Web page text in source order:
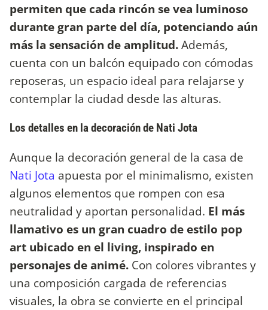
permiten que cada rincón se vea luminoso
durante gran parte del día, potenciando aún
más la sensación de amplitud.Además,
cuenta con un balcón equipado con cómodas
reposeras, un espacio ideal para relajarse y
contemplar la ciudad desde las alturas.
Los detalles en la decoración de Nati Jota
Aunque la decoración general de la casa de
Nati Jota apuesta por el minimalismo, existen
algunos elementos que rompen con esa
neutralidad y aportan personalidad. El más
llamativo es un gran cuadro de estilo pop
art ubicado en el living, inspirado en
personajes de animé. Con colores vibrantes y
una composición cargada de referencias
visuales, la obra se convierte en el principal